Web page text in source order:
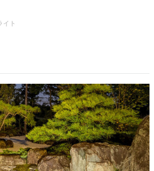
イト